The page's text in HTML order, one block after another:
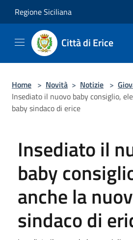
Regione Siciliana
Città di Erice
Home > Novità > Notizie >
Insediato il nuovo baby consiglio,
baby sindaco di erice
Insediato il
baby
anche la
sindaco di